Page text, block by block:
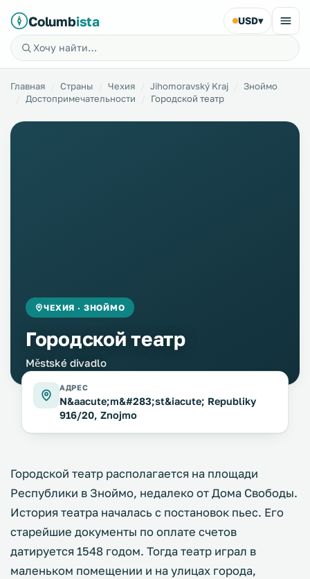
Columbista USD▾
Главная Страны Чехия Jihomoravský Kraj
Зноймо
Достопримечательности
Городской театр
ЧЕХИЯ · ЗНОЙМО
Городской театр
Městské divadlo
АДРЕС
N&aacute;m&#283;st&iacute; Republiky
916/20, Znojmo
Городской театр располагается на площади
Республики в Зноймо, недалеко от Дома Свободы.
История театра началась с постановок пьес. Его
старейшие документы по оплате счетов
датируется 1548 годом. Тогда театр играл в
маленьком помещении и на улицах города,